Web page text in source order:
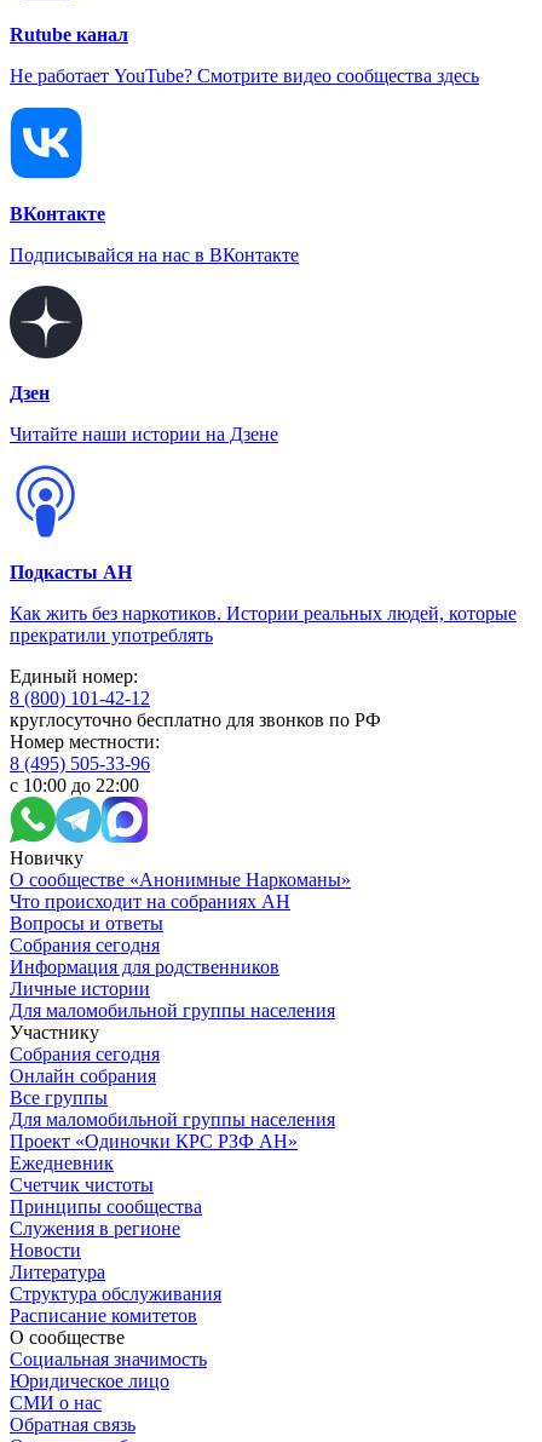
Rutube канал
Не работает YouTube? Смотрите видео сообщества здесь
ВКонтакте
Подписывайся на нас в ВКонтакте
Дзен
Читайте наши истории на Дзене
Подкасты АН
Как жить без наркотиков. Истории реальных людей, которые
прекратили употреблять
Единый номер:
8 (800) 101-42-12
круглосуточно бесплатно для звонков по РФ
Номер местности:
8 (495) 505-33-96
с 10:00 до 22:00
Новичку
О сообществе «Анонимные Наркоманы»
Что происходит на собраниях АН
Вопросы и ответы
Собрания сегодня
Информация для родственников
Личные истории
Для маломобильной группы населения
Участнику
Собрания сегодня
Онлайн собрания
Все группы
Для маломобильной группы населения
Проект «Одиночки КРС РЗФ АН»
Ежедневник
Счетчик чистоты
Принципы сообщества
Служения в регионе
Новости
Литература
Структура обслуживания
Расписание комитетов
О сообществе
Социальная значимость
Юридическое лицо
СМИ о нас
Обратная связь